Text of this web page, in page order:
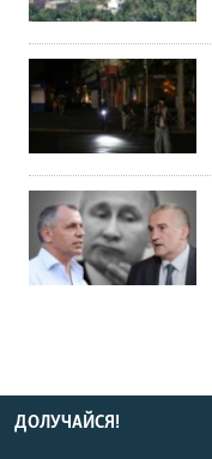
ДОЛУЧАЙСЯ!